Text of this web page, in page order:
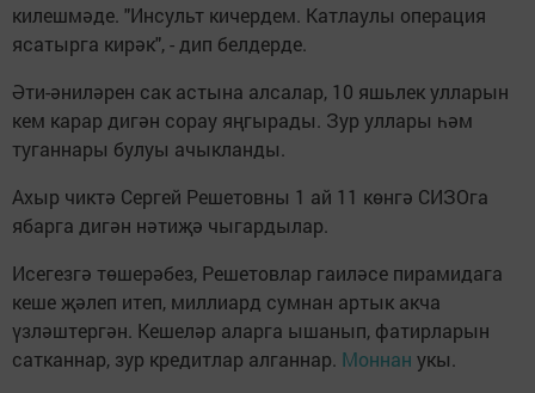
килешмәде. "Инсульт кичердем. Катлаулы операция
ясатырга кирәк", - дип белдерде.
Әти-әниләрен сак астына алсалар, 10 яшьлек улларын
кем карар дигән сорау яңгырады. Зур уллары һәм
туганнары булуы ачыкланды.
Ахыр чиктә Сергей Решетовны 1 ай 11 көнгә СИЗОга
ябарга дигән нәтиҗә чыгардылар.
Исегезгә төшерәбез, Решетовлар гаиләсе пирамидага
кеше җәлеп итеп, миллиард сумнан артык акча
үзләштергән. Кешеләр аларга ышанып, фатирларын
сатканнар, зур кредитлар алганнар. Моннан укы.